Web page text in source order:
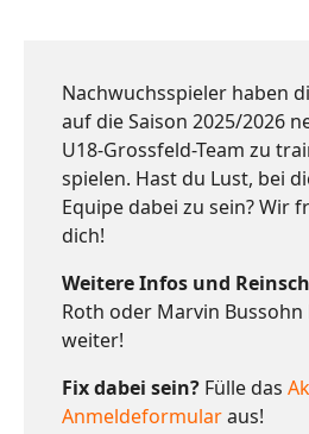
Nachwuchsspieler haben
auf die Saison 2025/2026
U18-Grossfeld-Team zu
spielen. Hast du Lust, bei
Equipe dabei zu sein? Wir
dich!
Weitere Infos und
Roth oder Marvin
weiter!
Fix dabei sein? Fülle das
Anmeldeformularaus!